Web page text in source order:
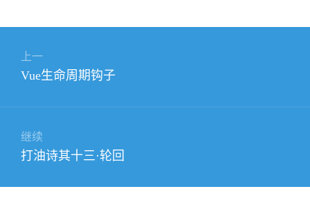
上一
上
章：
Vue生命周期钩子
继续
下
文
打油诗其十三·轮回